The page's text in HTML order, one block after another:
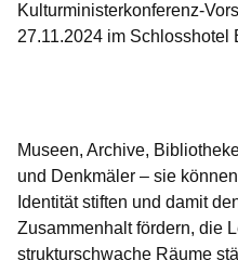
Kulturministerkonferenz-
27.11.2024 im Schlosshotel
Museen, Archive,
und Denkmäler – sie
Identität stiften und damit
Zusammenhalt fördern, die
strukturschwache Räume